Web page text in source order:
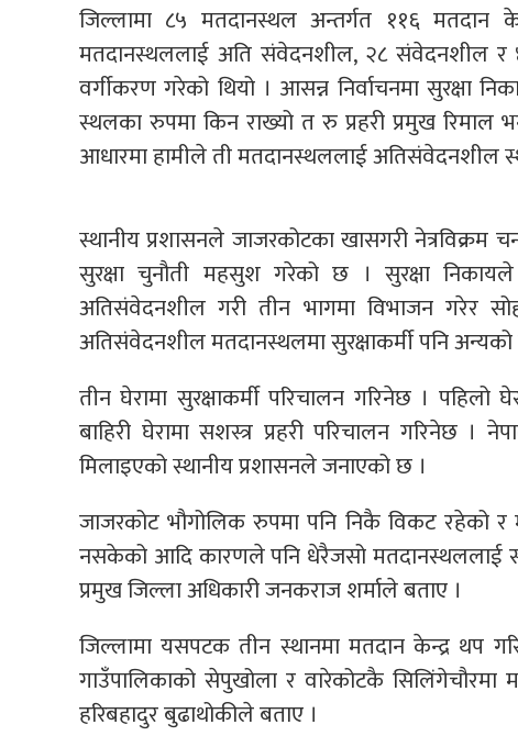
जिल्लामा ८५ मतदानस्थल अन्तर्गत ११६ मतदान
मतदानस्थललाई अति संवेदनशील, २८ संवेदनशील र
वर्गीकरण गरेको थियो । आसन्न निर्वाचनमा सुरक्षा
स्थलका रुपमा किन राख्यो त रु प्रहरी प्रमुख रिमाल
आधारमा हामीले ती मतदानस्थललाई अतिसंवेदनशील
स्थानीय प्रशासनले जाजरकोटका खासगरी नेत्रविक्रम
सुरक्षा चुनौती महसुश गरेको छ । सुरक्षा
अतिसंवेदनशील गरी तीन भागमा विभाजन गरेर
अतिसंवेदनशील मतदानस्थलमा सुरक्षाकर्मी पनि
तीन घेरामा सुरक्षाकर्मी परिचालन गरिनेछ । पहिलो
बाहिरी घेरामा सशस्त्र प्रहरी परिचालन गरिनेछ
मिलाइएको स्थानीय प्रशासनले जनाएको छ ।
जाजरकोट भौगोलिक रुपमा पनि निकै विकट रहेको र
नसकेको आदि कारणले पनि धेरैजसो मतदानस्थललाई
प्रमुख जिल्ला अधिकारी जनकराज शर्माले बताए ।
जिल्लामा यसपटक तीन स्थानमा मतदान केन्द्र थप
गाउँपालिकाको सेपुखोला र वारेकोटकै सिलिंगेचौरमा
हरिबहादुर बुढाथोकीले बताए ।